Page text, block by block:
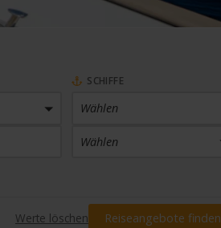
SCHIFFE
Wählen
Wählen
PREIS
Werte löschen Reiseangebote finden